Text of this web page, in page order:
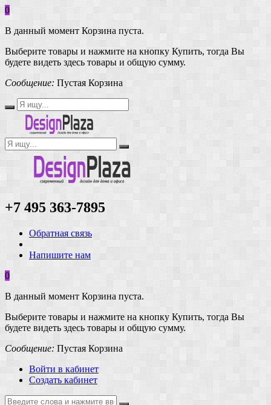
0
В данный момент Корзина пуста.
Выберите товары и нажмите на кнопку Купить, тогда Вы
будете видеть здесь товары и общую сумму.
Сообщение: Пустая Корзина
+7 495 363-7895
Обратная связь
Напишите нам
0
В данный момент Корзина пуста.
Выберите товары и нажмите на кнопку Купить, тогда Вы
будете видеть здесь товары и общую сумму.
Сообщение: Пустая Корзина
Войти в кабинет
Создать кабинет